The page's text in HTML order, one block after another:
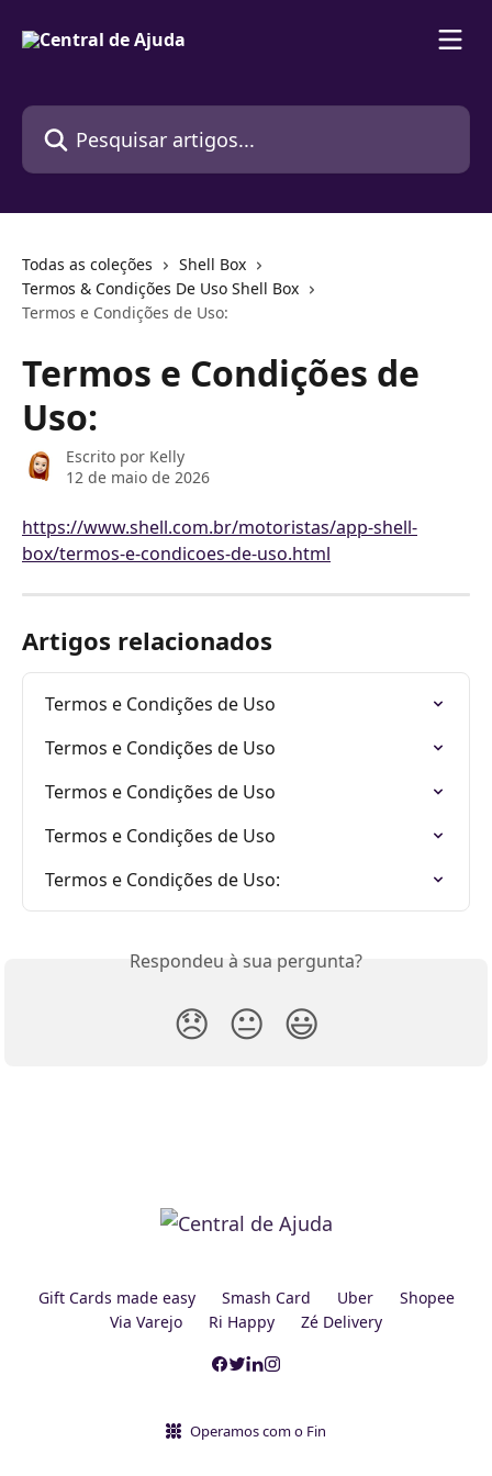
Pesquisar artigos...
Todas as coleções
Shell Box
Termos & Condições De Uso Shell Box
Termos e Condições de Uso:
Termos e Condições de
Uso:
Escrito por Kelly
12 de maio de 2026
https://www.shell.com.br/motoristas/app-shell-
box/termos-e-condicoes-de-uso.html
Artigos relacionados
Termos e Condições de Uso
Termos e Condições de Uso
Termos e Condições de Uso
Termos e Condições de Uso
Termos e Condições de Uso:
Respondeu à sua pergunta?
😞 😐 😃
Gift Cards made easy Smash Card Uber
Shopee
Via Varejo
Ri Happy Zé Delivery
Operamos com o Fin